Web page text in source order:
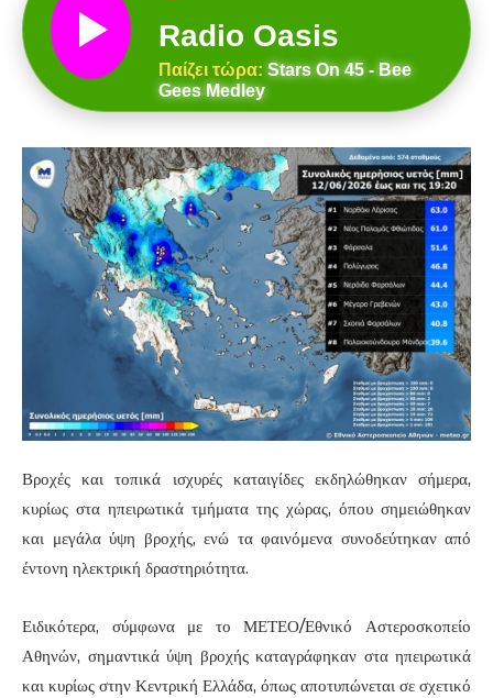
Radio Oasis
Παίζει τώρα: Stars On 45 - Bee
Gees Medley
Βροχές και τοπικά ισχυρές καταιγίδες εκδηλώθηκαν σήμερα,
κυρίως στα ηπειρωτικά τμήματα της χώρας, όπου σημειώθηκαν
και μεγάλα ύψη βροχής, ενώ τα φαινόμενα συνοδεύτηκαν από
έντονη ηλεκτρική δραστηριότητα.
Ειδικότερα, σύμφωνα με το ΜΕΤΕΟ/Εθνικό Αστεροσκοπείο
Αθηνών, σημαντικά ύψη βροχής καταγράφηκαν στα ηπειρωτικά
και κυρίως στην Κεντρική Ελλάδα, όπως αποτυπώνεται σε σχετικό